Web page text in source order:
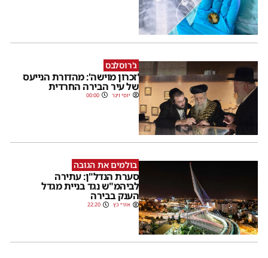
ג'רוסלבס
'זכרון מוישה': מהדורת הנייעס
של עיר הבירה החרדית
יוסי וינר 00:00
בולמים את הגובה
סערת הנדל"ן: עתירה
לביהמ"ש נגד בניית מגדל
הענק בבירה
אורי כץ 22:20